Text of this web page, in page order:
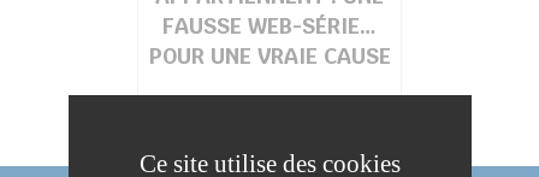
FAUSSE WEB-SÉRIE…
POUR UNE VRAIE CAUSE
Ce site utilise des cookies